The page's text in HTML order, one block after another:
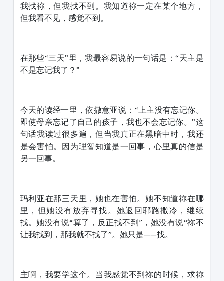
我找祢，但我找不到。我知道祢一定在某个地方，
但我看不见，感觉不到。
在那些“三天”里，我最容易说的一句话是：“天主是
不是忘记我了？”
今天的读经一里，依撒意亚说：“上主没有忘记你。
即使母亲忘记了自己的孩子，我也不会忘记你。”这
句话我读过很多遍，但当我真正在黑暗中时，我还
是会害怕。因为理智知道是一回事，心里真的信是
另一回事。
玛利亚在那三天里，她也在害怕。她不知道祢在哪
里，但她没有放弃寻找。她返回耶路撒冷，继续
找。她没有说“算了，反正找不到”，她没有说“祢不
让我找到，那我就不找了”。她只是——找。
主啊，我要学这个。当我感觉不到祢的时候，求祢